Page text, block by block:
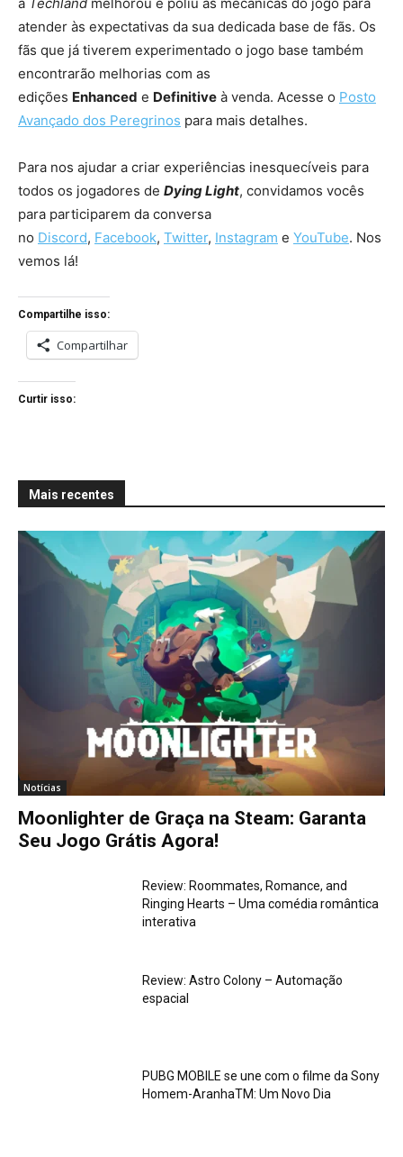
atender às expectativas da sua dedicada base de fãs. Os
fãs que já tiverem experimentado o jogo base também
encontrarão melhorias com as
edições Enhanced e Definitive à venda. Acesse o Posto
Avançado dos Peregrinos para mais detalhes.
Para nos ajudar a criar experiências inesquecíveis para
todos os jogadores de Dying Light, convidamos vocês
para participarem da conversa
no Discord, Facebook, Twitter, Instagram e YouTube. Nos
vemos lá!
Compartilhe isso:
Compartilhar
Curtir isso:
Mais recentes
Notícias
Moonlighter de Graça na Steam: Garanta
Seu Jogo Grátis Agora!
Review: Roommates, Romance, and
Ringing Hearts – Uma comédia romântica
interativa
Review: Astro Colony – Automação
espacial
PUBG MOBILE se une com o filme da Sony
Homem-AranhaTM: Um Novo Dia